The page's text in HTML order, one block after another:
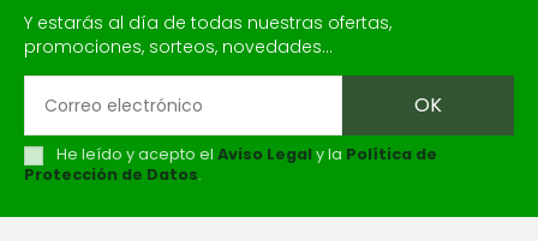
Y estarás al día de todas nuestras ofertas,
promociones, sorteos, novedades...
He leído y acepto el Aviso Legaly la Política de
Protección de Datos.